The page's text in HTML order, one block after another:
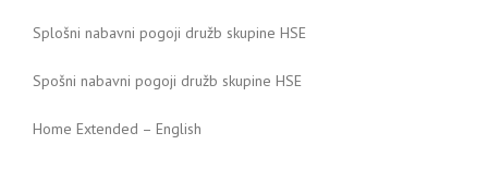
Splošni nabavni pogoji družb skupine HSE
Spošni nabavni pogoji družb skupine HSE
Home Extended – English